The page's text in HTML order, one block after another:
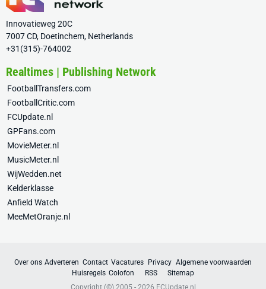
Innovatieweg 20C
7007 CD, Doetinchem, Netherlands
+31(315)-764002
Realtimes | Publishing Network
FootballTransfers.com
FootballCritic.com
FCUpdate.nl
GPFans.com
MovieMeter.nl
MusicMeter.nl
WijWedden.net
Kelderklasse
Anfield Watch
MeeMetOranje.nl
Over ons Adverteren Contact Vacatures Privacy Algemene voorwaarden
Huisregels Colofon RSS
Sitemap
Copyright (©) 2005 - 2026 FCUpdate.nl